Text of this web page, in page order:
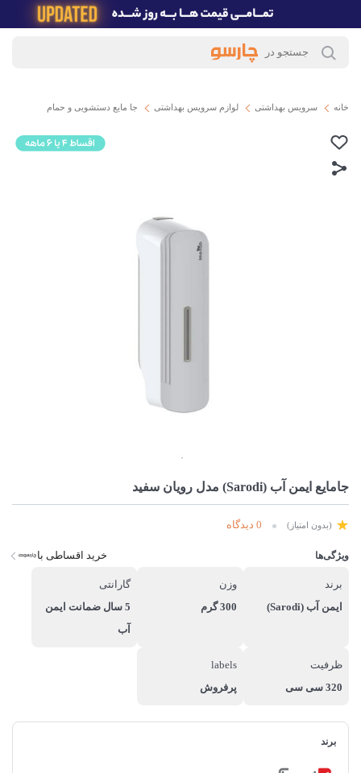
خانه سرویس بهداشتی لوازم سرویس بهداشتی جا مایع دستشویی و حمام
جامایع ایمن آب (Sarodi) مدل رویان سفید
(بدون امتیاز) 0 دیدگاه
ویژگی‌ها خرید اقساطی با
برند
ایمن آب (Sarodi)
وزن
300 گرم
گارانتی
5 سال ضمانت ایمن
آب
ظرفیت
320 سی سی
labels
پرفروش
برند